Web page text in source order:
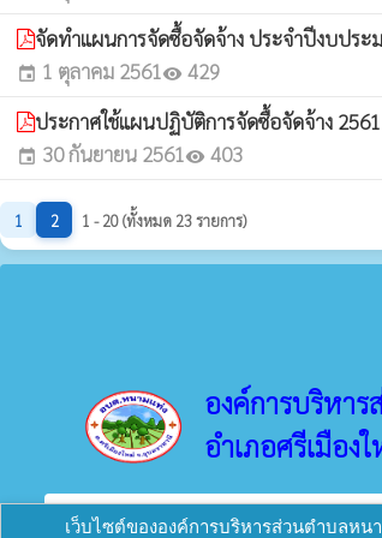
เว็บไซต์ขององค์การบริหารส่วนตำบลห
จัดทำแผนการจัดซื้อจัดจ้าง ประจำปีงบปร
event 1 ตุลาคม 2561visibility 429
ประกาศใช้แผนปฏิบัติการจัดซื้อจัดจ้าง 2561
event 30 กันยายน 2561visibility 403
1 2 1 - 20 (ทั้งหมด 23 รายการ)
องค์การบริหา
อำเภอศรีเมือง
verified_user ผู้ดูแลระบบ copyright © 2025องค์กา